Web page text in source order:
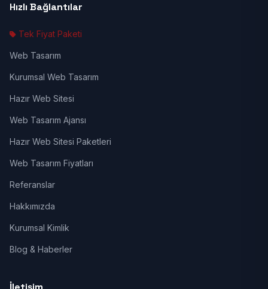
Hızlı Bağlantılar
Tek Fiyat Paketi
Web Tasarım
Kurumsal Web Tasarım
Hazır Web Sitesi
Web Tasarım Ajansı
Hazır Web Sitesi Paketleri
Web Tasarım Fiyatları
Referanslar
Hakkımızda
Kurumsal Kimlik
Blog & Haberler